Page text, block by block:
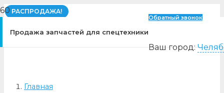
Продажа запчастей для спецтехники
Обратный звонок
Ваш город:
Главная
РАСПРОДАЖА!